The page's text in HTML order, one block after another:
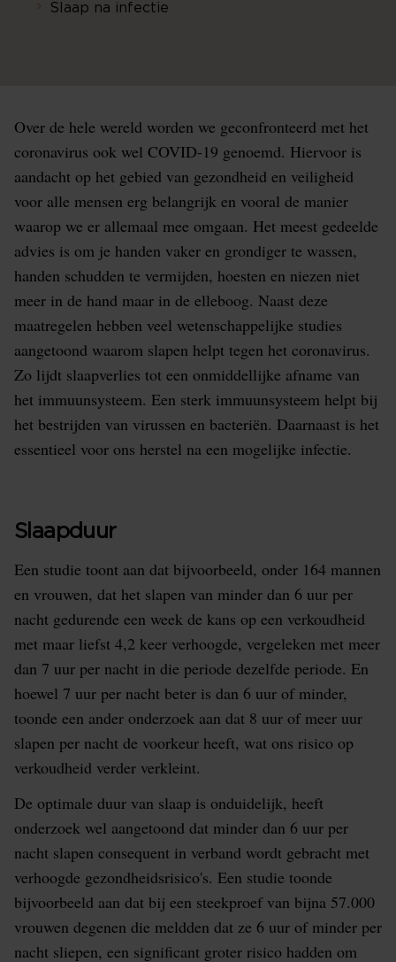
Slaap na infectie
Over de hele wereld worden we geconfronteerd met het
coronavirus ook wel COVID-19 genoemd. Hiervoor is
aandacht op het gebied van gezondheid en veiligheid
voor alle mensen erg belangrijk en vooral de manier
waarop we er allemaal mee omgaan. Het meest gedeelde
advies is om je handen vaker en grondiger te wassen,
handen schudden te vermijden, hoesten en niezen niet
meer in de hand maar in de elleboog. Naast deze
maatregelen hebben veel wetenschappelijke studies
aangetoond waarom slapen helpt tegen het coronavirus.
Zo lijdt slaapverlies tot een onmiddellijke afname van
het immuunsysteem. Een sterk immuunsysteem helpt bij
het bestrijden van virussen en bacteriën. Daarnaast is het
essentieel voor ons herstel na een mogelijke infectie.
Slaapduur
Een studie toont aan dat bijvoorbeeld, onder 164 mannen
en vrouwen, dat het slapen van minder dan 6 uur per
nacht gedurende een week de kans op een verkoudheid
met maar liefst 4,2 keer verhoogde, vergeleken met meer
dan 7 uur per nacht in die periode dezelfde periode. En
hoewel 7 uur per nacht beter is dan 6 uur of minder,
toonde een ander onderzoek aan dat 8 uur of meer uur
slapen per nacht de voorkeur heeft, wat ons risico op
verkoudheid verder verkleint.
De optimale duur van slaap is onduidelijk, heeft
onderzoek wel aangetoond dat minder dan 6 uur per
nacht slapen consequent in verband wordt gebracht met
verhoogde gezondheidsrisico's. Een studie toonde
bijvoorbeeld aan dat bij een steekproef van bijna 57.000
vrouwen degenen die meldden dat ze 6 uur of minder per
nacht sliepen, een significant groter risico hadden om